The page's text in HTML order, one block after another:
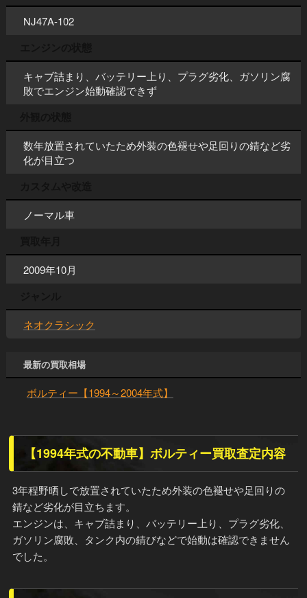
NJ47A-102
キャブ詰まり、バッテリー上り、プラグ劣化、ガソリン腐
敗でエンジン始動確認できず
数年放置されていたため外装の色褪せや足回りの錆など劣
化が目立つ
ノーマル車
2009年10月
ネオクラシック
最新の買取相場
ボルティー【1994～2004年式】
【1994年式の不動車】ボルティー買取査定内容
3年程野晒しで放置されていたため外装の色褪せや足回りの
錆など劣化が目立ちます。
エンジンは、キャブ詰まり、バッテリー上り、プラグ劣化、
ガソリン腐敗、タンク内の錆びなどで始動は確認できません
でした。